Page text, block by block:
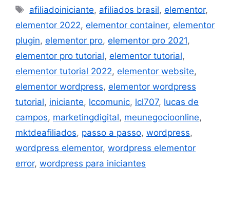
afiliadoiniciante, afiliados brasil,elementor,
elementor 2022, elementor container, elementor
plugin, elementor pro, elementor pro 2021,
elementor pro tutorial, elementor tutorial,
elementor tutorial 2022, elementor website,
elementor wordpress, elementor wordpress
tutorial, iniciante, lccomunic, lcl707, lucas de
campos, marketingdigital, meunegocioonline,
mktdeafiliados, passo a passo, wordpress,
wordpress elementor, wordpress elementor
error, wordpress para iniciantes